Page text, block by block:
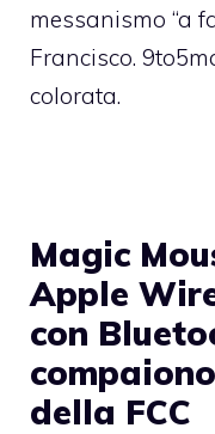
messanismo “a
Francisco.
colorata.
Magic
Apple
con
della FCC